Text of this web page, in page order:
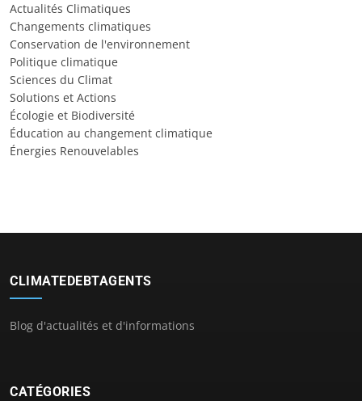
Actualités Climatiques
Changements climatiques
Conservation de l'environnement
Politique climatique
Sciences du Climat
Solutions et Actions
Écologie et Biodiversité
Éducation au changement climatique
Énergies Renouvelables
CLIMATEDEBTAGENTS
Blog d'actualités et d'informations
CATÉGORIES